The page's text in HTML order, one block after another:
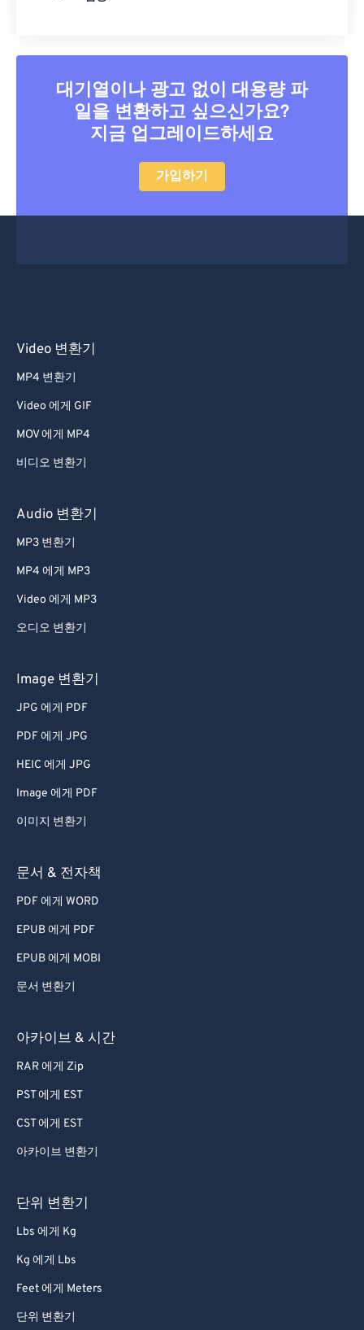
대기열이나 광고 없이 대용량 파
일을 변환하고 싶으신가요?
지금 업그레이드하세요
가입하기
Video 변환기
MP4 변환기
Video 에게 GIF
MOV 에게 MP4
비디오 변환기
Audio 변환기
MP3 변환기
MP4 에게 MP3
Video 에게 MP3
오디오 변환기
Image 변환기
JPG 에게 PDF
PDF 에게 JPG
HEIC 에게 JPG
Image 에게 PDF
이미지 변환기
문서 & 전자책
PDF 에게 WORD
EPUB 에게 PDF
EPUB 에게 MOBI
문서 변환기
아카이브 & 시간
RAR 에게 Zip
PST 에게 EST
CST 에게 EST
아카이브 변환기
단위 변환기
Lbs 에게 Kg
Kg 에게 Lbs
Feet 에게 Meters
단위 변환기